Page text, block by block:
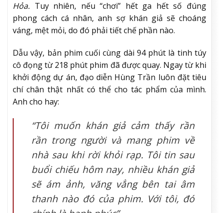
Hỏa. Tuy nhiên, nếu “chơi” hết ga hết số đúng
phong cách cá nhân, anh sợ khán giả sẽ choáng
váng, mệt mỏi, do đó phải tiết chế phần nào.
Dẫu vậy, bản phim cuối cùng dài 94 phút là tinh túy
cô đọng từ 218 phút phim đã được quay. Ngay từ khi
khởi động dự án, đạo diễn Hùng Trần luôn đặt tiêu
chí chân thật nhất có thể cho tác phẩm của mình.
Anh cho hay:
“Tôi muốn khán giả cảm thấy rần
rần trong người và mang phim về
nhà sau khi rời khỏi rạp. Tôi tin sau
buổi chiếu hôm nay, nhiều khán giả
sẽ ám ảnh, văng vẳng bên tai âm
thanh nào đó của phim. Với tôi, đó